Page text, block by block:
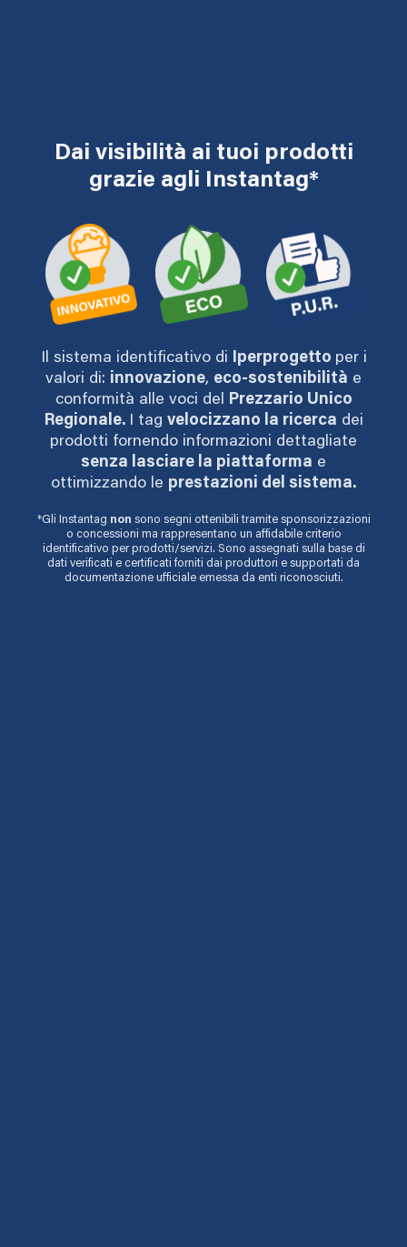
Dai visibilità ai tuoi prodotti
grazie agli Instantag*
Il sistema identificativo di Iperprogetto per i
valori di: innovazione, eco-sostenibilità e
conformità alle voci del Prezzario Unico
Regionale. I tag velocizzano la ricerca dei
prodotti fornendo informazioni dettagliate
senza lasciare la piattaforma e
ottimizzando le prestazioni del sistema.
*Gli Instantag non sono segni ottenibili tramite sponsorizzazioni
o concessioni ma rappresentano un affidabile criterio
identificativo per prodotti/servizi. Sono assegnati sulla base di
dati verificati e certificati forniti dai produttori e supportati da
documentazione ufficiale emessa da enti riconosciuti.